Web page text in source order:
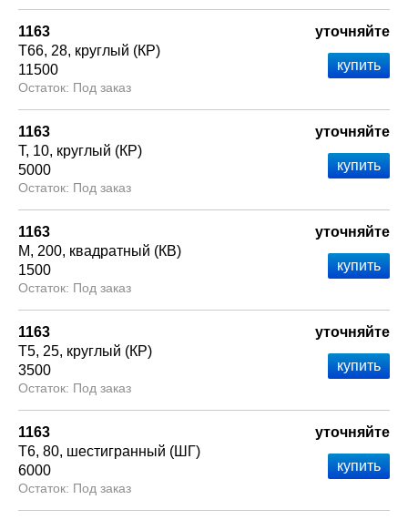
1163
Т66 28 круглый (КР)
11500
Под заказ
уточняйте
1163
Т 10 круглый (КР)
5000
Под заказ
уточняйте
1163
М
200 квадратный (КВ)
1500
Под заказ
уточняйте
1163
Т5 25 круглый (КР)
3500
Под заказ
уточняйте
1163
Т6 80 шестигранный (ШГ)
6000
Под заказ
уточняйте